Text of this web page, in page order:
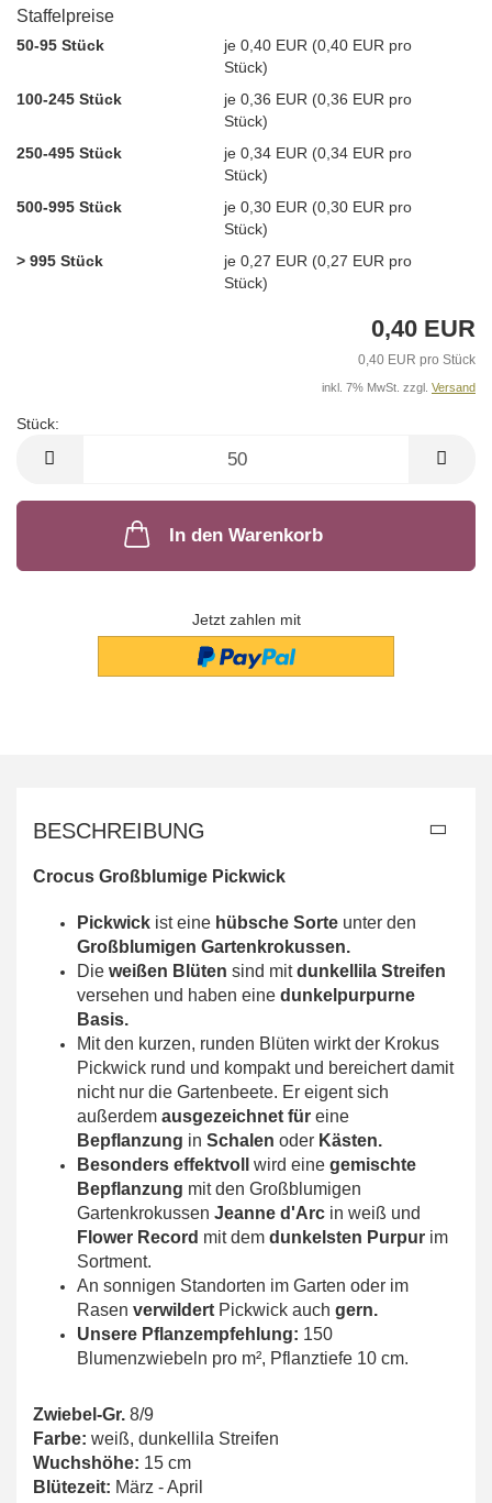
Staffelpreise
50-95 Stück
je 0,40 EUR (0,40 EUR pro
Stück)
100-245 Stück
je 0,36 EUR (0,36 EUR pro
Stück)
250-495 Stück
je 0,34 EUR (0,34 EUR pro
Stück)
500-995 Stück
je 0,30 EUR (0,30 EUR pro
Stück)
> 995 Stück
je 0,27 EUR (0,27 EUR pro
Stück)
0,40 EUR
0,40 EUR pro Stück
inkl. 7% MwSt. zzgl. Versand
Stück:
In den Warenkorb
Jetzt zahlen mit
BESCHREIBUNG
Crocus Großblumige Pickwick
Pickwick ist eine hübsche Sorte unter den
Großblumigen Gartenkrokussen.
Die weißen Blüten sind mitdunkellila Streifen
versehen und haben eine dunkelpurpurne
Basis.
Mit den kurzen, runden Blüten wirkt der Krokus
Pickwick rund und kompakt und bereichert damit
nicht nur die Gartenbeete. Er eigent sich
außerdem ausgezeichnet für eine
Bepflanzung in Schalen oder Kästen.
Besonders effektvoll wird eine gemischte
Bepflanzung mit den Großblumigen
Gartenkrokussen Jeanne d'Arc in weiß und
Flower Record mit dem dunkelsten Purpur im
Sortment.
An sonnigen Standorten im Garten oder im
Rasen verwildert Pickwick auch gern.
Unsere Pflanzempfehlung: 150
Blumenzwiebeln pro m², Pflanztiefe 10 cm.
Zwiebel-Gr. 8/9
Farbe: weiß, dunkellila Streifen
Wuchshöhe: 15 cm
Blütezeit: März - April